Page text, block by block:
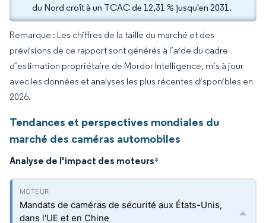
du Nord croît à un TCAC de 12,31 % jusqu'en 2031.
Remarque : Les chiffres de la taille du marché et des
prévisions de ce rapport sont générés à l’aide du cadre
d’estimation propriétaire de Mordor Intelligence, mis à jour
avec les données et analyses les plus récentes disponibles en
2026.
Tendances et perspectives mondiales du
marché des caméras automobiles
Analyse de l'impact des moteurs*
Mandats de caméras de sécurité aux États-Unis,
dans l'UE et en Chine